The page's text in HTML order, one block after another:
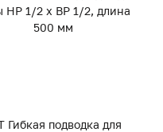
Гибкая подводка для